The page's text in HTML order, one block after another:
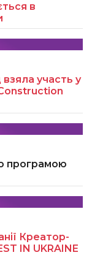
в
участь у
програмою
Креатор-
IN UKRAINE